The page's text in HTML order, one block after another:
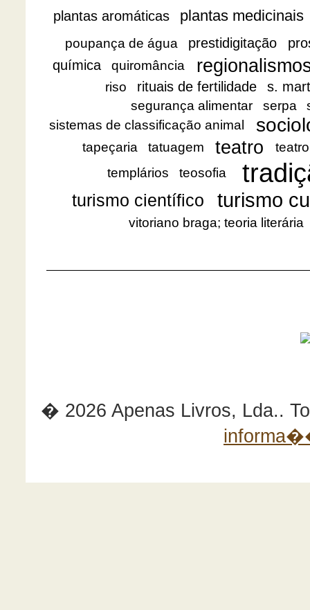
plantas aromáticas plantas medicinais
poupança de água prestidigitação
química
quiromância
riso rituais de fertilidade s.
segurança alimentar serpa
sistemas de classificação animal
tapeçaria tatuagem teatro
templários
teosofia
turismo científico turismo
vitoriano braga; teoria literária
� 2026 Apenas Livros, Lda..